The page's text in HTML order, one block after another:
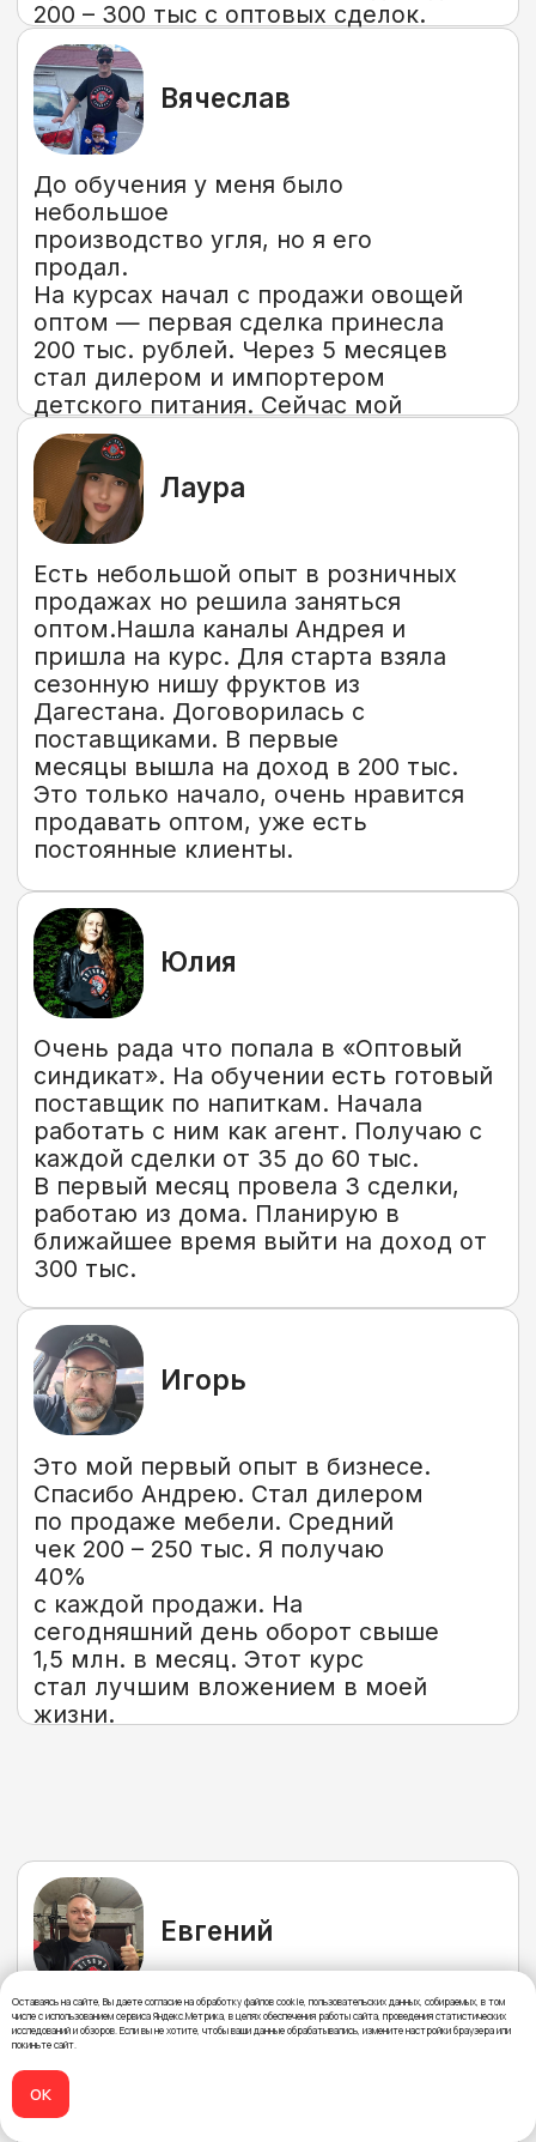
Розыгрыши по итогам месяца
среди участников клуба.
Победители получают БОНУС
от Андрея - до 30 000 рублей
на карту.
Дополнительная мотивация
для роста участников
Поставщики, готовые к работе с
агентами и дилерами, быстрый
поиск контактов под любую
задачу, запуск совместных
проектов с участниками клуба.
Проверенные люди в одной
команде.
Готовые предложения
партнёрства для учеников
Живые разборы, обсуждение
практики и ответы на вопросы,
решение задач. Цель – сделать
процесс роста команды проще,
быстрее и эффективнее.
Еженедельные онлайн
эфиры
Здесь не обсуждают новости,
а обмениваются схемами,
инструментами и практикой.
Задача одна – рост прибыли.
Это не просто клуб,
это опыт сотен людей
бесплатный интенсив,
чтобы увидеть
всё своими глазами
5 схем для выхода на доход
от 150 000 ₽ в опте
Оставаясь на сайте, Вы даете согласие на обработку файлов cookie, пользовательских данных, собираемых, в том
числе с использованием сервиса Яндекс.Метрика, в целях обеспечения работы сайта, проведения статистических
исследований и обзоров. Если вы не хотите, чтобы ваши данные обрабатывались, измените настройки браузера или
покиньте сайт.
ОК